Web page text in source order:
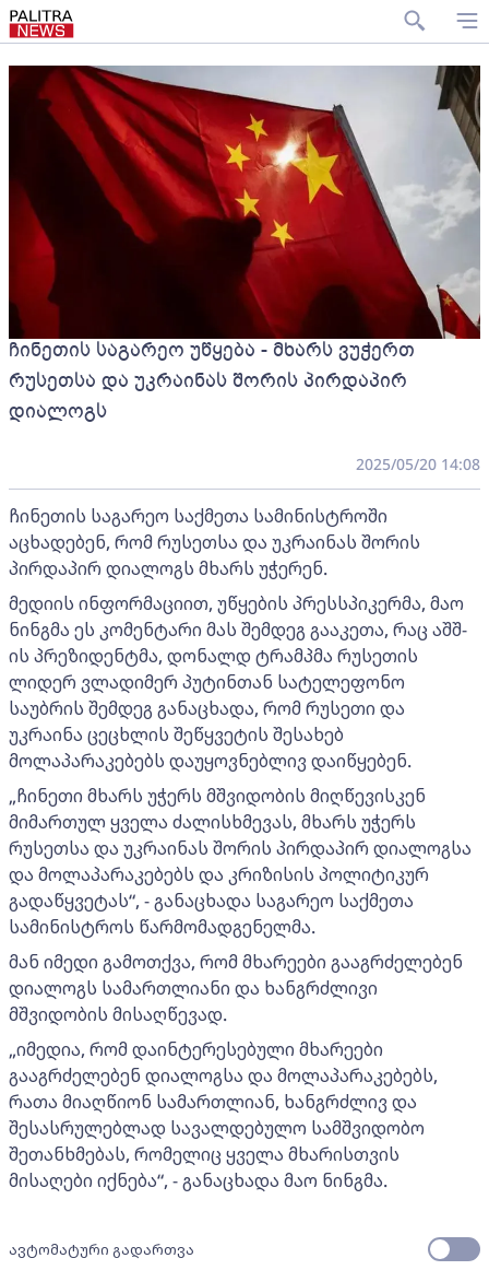
ჩინეთის საგარეო უწყება - მხარს ვუჭერთ
რუსეთსა და უკრაინას შორის პირდაპირ
დიალოგს
2025/05/20 14:08
ჩინეთის საგარეო საქმეთა სამინისტროში
აცხადებენ, რომ რუსეთსა და უკრაინას შორის
პირდაპირ დიალოგს მხარს უჭერენ.
მედიის ინფორმაციით, უწყების პრესსპიკერმა, მაო
ნინგმა ეს კომენტარი მას შემდეგ გააკეთა, რაც აშშ-
ის პრეზიდენტმა, დონალდ ტრამპმა რუსეთის
ლიდერ ვლადიმერ პუტინთან სატელეფონო
საუბრის შემდეგ განაცხადა, რომ რუსეთი და
უკრაინა ცეცხლის შეწყვეტის შესახებ
მოლაპარაკებებს დაუყოვნებლივ დაიწყებენ.
„ჩინეთი მხარს უჭერს მშვიდობის მიღწევისკენ
მიმართულ ყველა ძალისხმევას, მხარს უჭერს
რუსეთსა და უკრაინას შორის პირდაპირ დიალოგსა
და მოლაპარაკებებს და კრიზისის პოლიტიკურ
გადაწყვეტას“, - განაცხადა საგარეო საქმეთა
სამინისტროს წარმომადგენელმა.
მან იმედი გამოთქვა, რომ მხარეები გააგრძელებენ
დიალოგს სამართლიანი და ხანგრძლივი
მშვიდობის მისაღწევად.
„იმედია, რომ დაინტერესებული მხარეები
გააგრძელებენ დიალოგსა და მოლაპარაკებებს,
რათა მიაღწიონ სამართლიან, ხანგრძლივ და
შესასრულებლად სავალდებულო სამშვიდობო
შეთანხმებას, რომელიც ყველა მხარისთვის
მისაღები იქნება“, - განაცხადა მაო ნინგმა.
ავტომატური გადართვა